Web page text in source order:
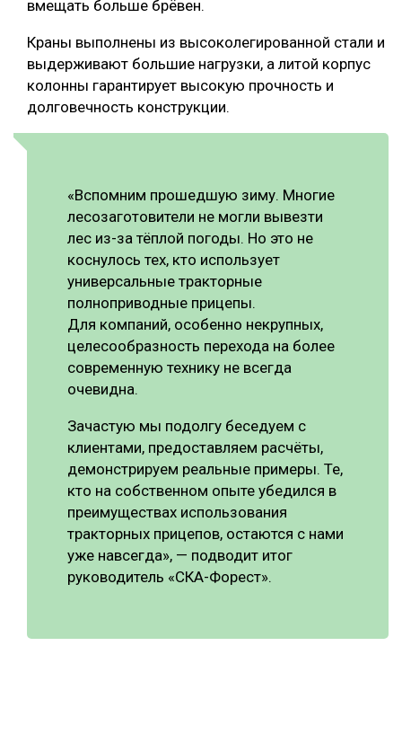
вмещать больше брёвен.
Краны выполнены из высоколегированной стали и
выдерживают большие нагрузки, а литой корпус
колонны гарантирует высокую прочность и
долговечность конструкции.
«Вспомним прошедшую зиму. Многие
лесозаготовители не могли вывезти
лес из-за тёплой погоды. Но это не
коснулось тех, кто использует
универсальные тракторные
полноприводные прицепы.
Для компаний, особенно некрупных,
целесообразность перехода на более
современную технику не всегда
очевидна.
Зачастую мы подолгу беседуем с
клиентами, предоставляем расчёты,
демонстрируем реальные примеры. Те,
кто на собственном опыте убедился в
преимуществах использования
тракторных прицепов, остаются с нами
уже навсегда», — подводит итог
руководитель «СКА-Форест».